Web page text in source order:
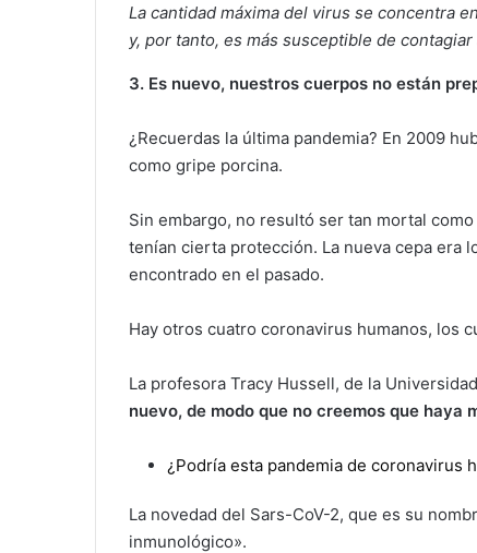
La cantidad máxima del virus se concentra
y, por tanto, es más susceptible de contagiar
3. Es nuevo, nuestros cuerpos no están
¿Recuerdas la última pandemia? En 2009
como gripe porcina.
Sin embargo, no resultó ser tan mortal
tenían cierta protección. La nueva cepa era
encontrado en el pasado.
Hay otros cuatro coronavirus humanos, los
La profesora Tracy Hussell, de la
nuevo, de modo que no creemos que haya
¿Podría esta pandemia de coronavirus
La novedad del Sars-CoV-2, que es su
inmunológico».